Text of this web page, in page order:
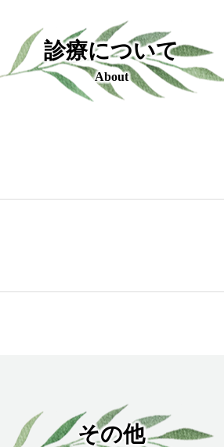
診療について
About
その他